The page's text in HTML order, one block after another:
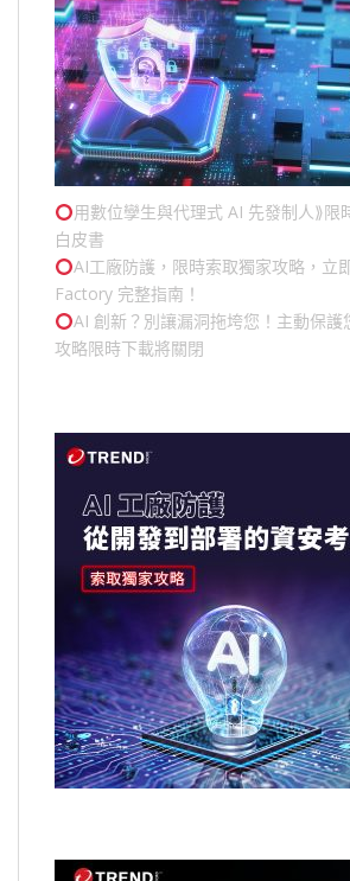
用數位孿生與代理式 AI 先發制人⟫限
白皮書
AI工廠防護，限時索取獨家攻略，立
Factory 完整指南！
AI 創新？別讓漏洞拖垮您！主動保護
攻略限時下載將關閉